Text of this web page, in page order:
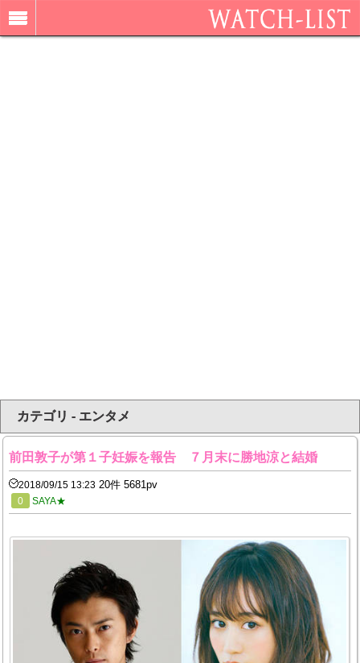
カテゴリ - エンタメ
前田敦子が第１子妊娠を報告 ７月末に勝地涼と結婚
2018/09/15 13:23 20件 5681pv
0 SAYA★